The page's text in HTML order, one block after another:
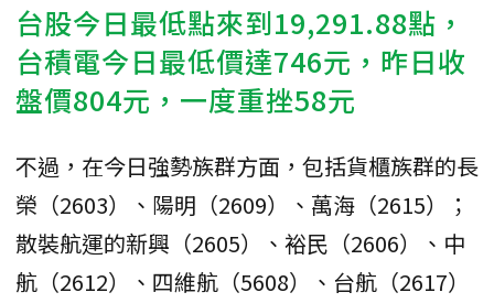
台股今日最低點來到19,291.88點，
台積電今日最低價達746元，昨日收
盤價804元，一度重挫58元
不過，在今日強勢族群方面，包括貨櫃族群的長
榮（2603）、陽明（2609）、萬海（2615）；
散裝航運的新興（2605）、裕民（2606）、中
航（2612）、四維航（5608）、台航（2617）